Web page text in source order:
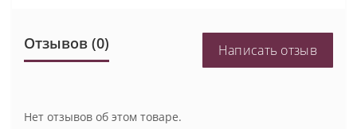
Отзывов (0) Написать отзыв
Нет отзывов об этом товаре.